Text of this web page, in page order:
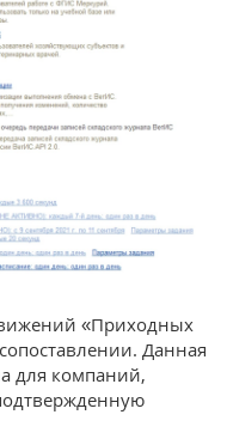
«Приходных
Данная
для компаний,